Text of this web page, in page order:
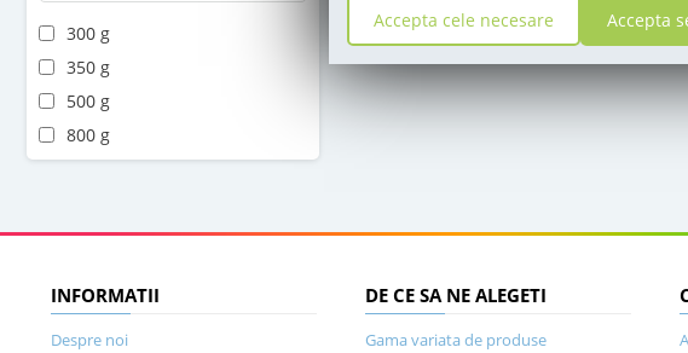
300 g
350 g
500 g
800 g
INFORMATII
Despre noi
DE CE SA NE ALEGETI
Gama variata de produse
Accepta cele necesare Accepta